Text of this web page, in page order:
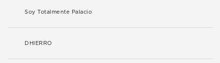
Soy Totalmente Palacio
DHIERRO